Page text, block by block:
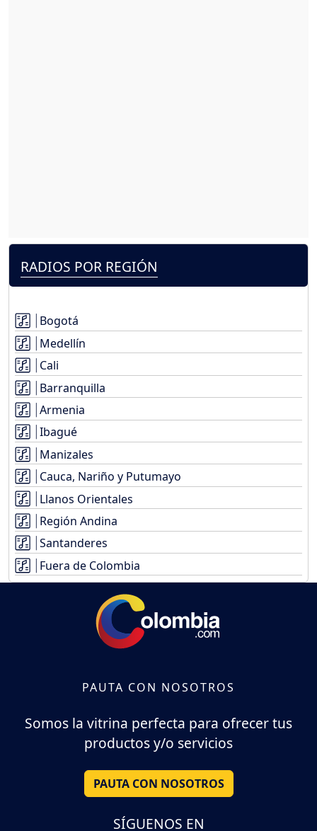
RADIOS POR REGIÓN
Bogotá
Medellín
Cali
Barranquilla
Armenia
Ibagué
Manizales
Cauca, Nariño y Putumayo
Llanos Orientales
Región Andina
Santanderes
Fuera de Colombia
PAUTA CON NOSOTROS
Somos la vitrina perfecta para ofrecer tus
productos y/o servicios
PAUTA CON NOSOTROS
SÍGUENOS EN